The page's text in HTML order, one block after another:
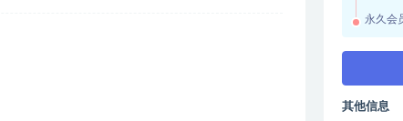
永久会
其他信息